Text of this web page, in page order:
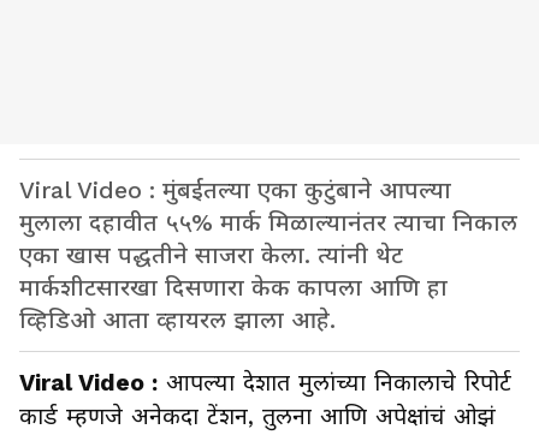
Viral Video : मुंबईतल्या एका कुटुंबाने आपल्या
मुलाला दहावीत ५५% मार्क मिळाल्यानंतर त्याचा निकाल
एका खास पद्धतीने साजरा केला. त्यांनी थेट
मार्कशीटसारखा दिसणारा केक कापला आणि हा
व्हिडिओ आता व्हायरल झाला आहे.
Viral Video : आपल्या देशात मुलांच्या निकालाचे रिपोर्ट
कार्ड म्हणजे अनेकदा टेंशन, तुलना आणि अपेक्षांचं ओझं